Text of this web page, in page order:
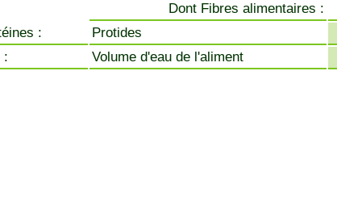
Dont Fibres alimentaires :
:
Protides
:
Volume d'eau de l'aliment